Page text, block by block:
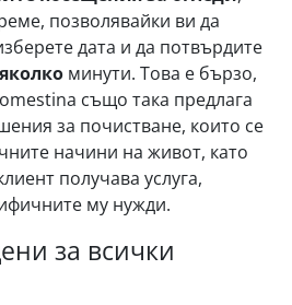
позволявайки ви да
дата и да потвърдите
минути. Това е бързо,
също така предлага
за почистване, които се
начини на живот, като
получава услуга,
му нужди.
за всички